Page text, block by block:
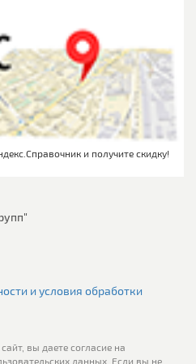
и получите скидку!
и условия обработки
вы даете согласие на
данных. Если вы не